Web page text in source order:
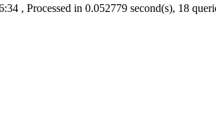
, Processed in 0.052779 second(s), 18